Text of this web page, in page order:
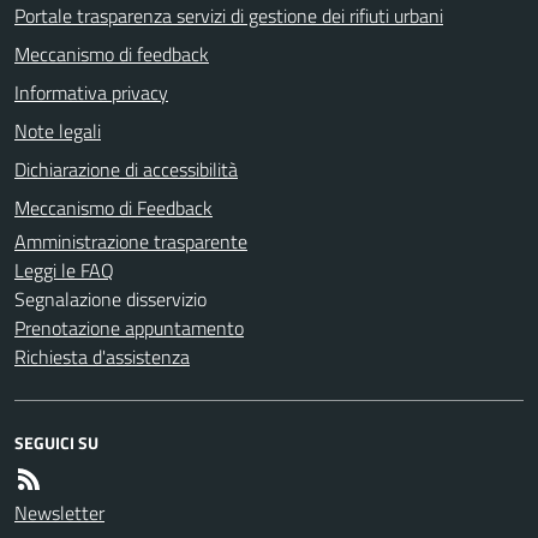
Portale trasparenza servizi di gestione dei rifiuti urbani
Meccanismo di feedback
Informativa privacy
Note legali
Dichiarazione di accessibilità
Meccanismo di Feedback
Amministrazione trasparente
Leggi le FAQ
Segnalazione disservizio
Prenotazione appuntamento
Richiesta d'assistenza
SEGUICI SU
Newsletter